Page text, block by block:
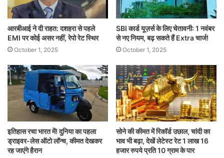
आरबीआई ने दी राहत: दशहरा से पहले
EMI पर कोई असर नहीं, रेपो रेट स्थिर
October 1, 2025
SBI कार्ड यूज़र्स के लिए चेतावनी: 1 नवंबर
से नए नियम, बढ़ सकते हैं Extra चार्ज!
October 1, 2025
इतिहास रचा भारत में! दुनिया का पहला
ड्राइवर-लेस ऑटो लॉन्च, कीमत देखकर
रह जाएंगे हैरान
सोने की कीमत में रिकॉर्ड उछाल, चांदी का
भाव भी बढ़ा, देखें लेटेस्ट रेट 1 लाख 16
हजार रुपये प्रति 10 ग्राम के पार